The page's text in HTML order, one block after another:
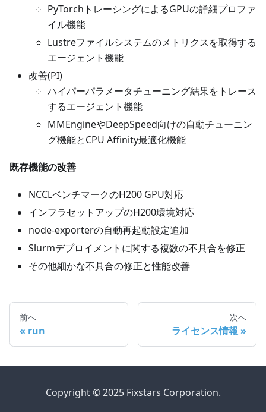
PyTorchトレーシングによるGPUの詳細プロファ
イル機能
Lustreファイルシステムのメトリクスを取得する
エージェント機能
改善(PI)
ハイパーパラメータチューニング結果をトレース
するエージェント機能
MMEngineやDeepSpeed向けの自動チューニン
グ機能とCPU Affinity最適化機能
既存機能の改善
NCCLベンチマークのH200 GPU対応
インフラセットアップのH200環境対応
node-exporterの自動再起動設定追加
Slurmデプロイメントに関する複数の不具合を修正
その他細かな不具合の修正と性能改善
前へ
run
次へ
ライセンス情報
Copyright © 2025 Fixstars Corporation.